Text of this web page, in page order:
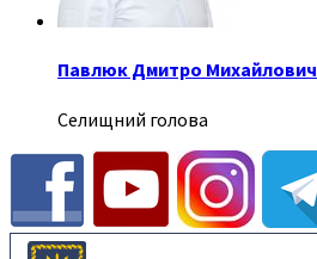
Павлюк Дмитро Михайлович
Селищний голова